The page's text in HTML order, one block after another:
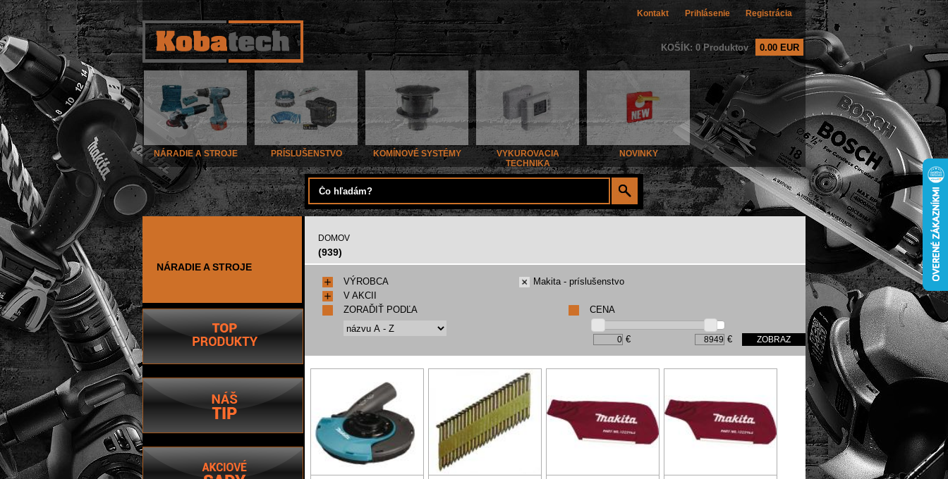
Kontakt Prihlásenie Registrácia
KOŠÍK: 0 Produktov 0.00 EUR
NÁRADIE A STROJE PRÍSLUŠENSTVO KOMÍNOVÉ SYSTÉMY
VYKUROVACIA
TECHNIKA
NOVINKY
NÁRADIE A STROJE
DOMOV
(939)
VÝROBCA
Makita - príslušenstvo
V AKCII
CENA
€ €
ZORAĎIŤ PODĽA